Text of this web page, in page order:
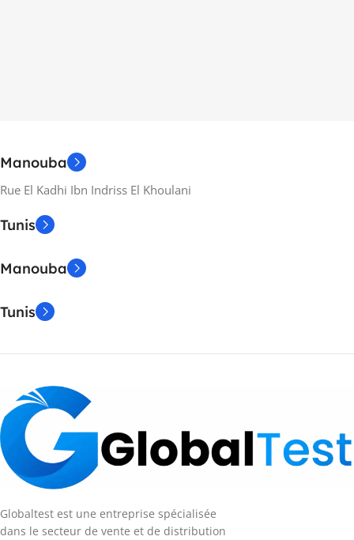
Manouba
Rue El Kadhi Ibn Indriss El Khoulani
Tunis
Manouba
Tunis
Globaltest est une entreprise spécialisée
dans le secteur de vente et de distribution